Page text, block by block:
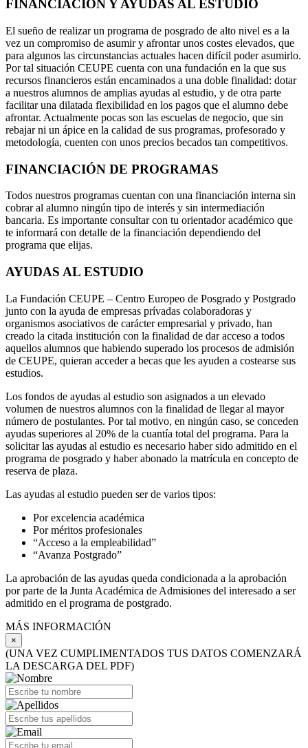
FINANCIACIÓN Y AYUDAS AL ESTUDIO
El sueño de realizar un programa de posgrado de alto nivel es a la
vez un compromiso de asumir y afrontar unos costes elevados, que
para algunos las circunstancias actuales hacen difícil poder asumirlo.
Por tal situación CEUPE cuenta con una fundación en la que sus
recursos financieros están encaminados a una doble finalidad: dotar
a nuestros alumnos de amplias ayudas al estudio, y de otra parte
facilitar una dilatada flexibilidad en los pagos que el alumno debe
afrontar. Actualmente pocas son las escuelas de negocio, que sin
rebajar ni un ápice en la calidad de sus programas, profesorado y
metodología, cuenten con unos precios becados tan competitivos.
FINANCIACIÓN DE PROGRAMAS
Todos nuestros programas cuentan con una financiación interna sin
cobrar al alumno ningún tipo de interés y sin intermediación
bancaria. Es importante consultar con tu orientador académico que
te informará con detalle de la financiación dependiendo del
programa que elijas.
AYUDAS AL ESTUDIO
La Fundación CEUPE – Centro Europeo de Posgrado y Postgrado
junto con la ayuda de empresas prívadas colaboradoras y
organismos asociativos de carácter empresarial y privado, han
creado la citada institución con la finalidad de dar acceso a todos
aquellos alumnos que habiendo superado los procesos de admisión
de CEUPE, quieran acceder a becas que les ayuden a costearse sus
estudios.
Los fondos de ayudas al estudio son asignados a un elevado
volumen de nuestros alumnos con la finalidad de llegar al mayor
número de postulantes. Por tal motivo, en ningún caso, se conceden
ayudas superiores al 20% de la cuantía total del programa. Para la
solicitar las ayudas al estudio es necesario haber sido admitido en el
programa de posgrado y haber abonado la matrícula en concepto de
reserva de plaza.
Las ayudas al estudio pueden ser de varios tipos:
Por excelencia académica
Por méritos profesionales
“Acceso a la empleabilidad”
“Avanza Postgrado”
La aprobación de las ayudas queda condicionada a la aprobación
por parte de la Junta Académica de Admisiones del interesado a ser
admitido en el programa de postgrado.
MÁS INFORMACIÓN
×
(UNA VEZ CUMPLIMENTADOS TUS DATOS COMENZARÁ
LA DESCARGA DEL PDF)